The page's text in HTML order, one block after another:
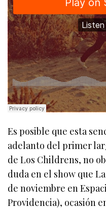
Es posible que esta
adelanto del primer
de Los Childrens, no
duda en el show que
de noviembre en
Providencia), ocasión